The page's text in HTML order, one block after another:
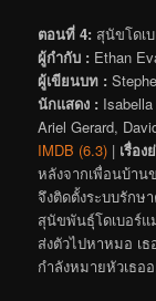
ตอนที่ 4: สุนัขโดเ
ผู้กำกับ : Ethan
ผู้เขียนบท :
นักแสดง :
Ariel Gerard,
IMDB (6.3) | เรื่อง
หลังจากเพื่อนบ้าน
จึงติดตั้งระบบรักษ
สุนัขพันธุ์โดเบอร์แ
ส่งตัวไปหาหมอ เ
กำลังหมายหัวเธอ